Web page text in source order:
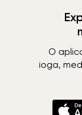
O
ioga,